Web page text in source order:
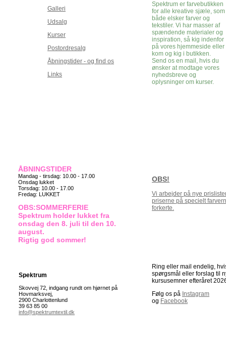
Galleri
Udsalg
Kurser
Postordresalg
Åbningstider - og find os
Links
Ring eller mail endelig,
spørgsmål eller forslag til
kursusemner efteråret
Følg os på Instagram
og Facebook
Spektrum
Skovvej 72, indgang rundt om hjørnet på
Hovmarksvej,
2900 Charlottenlund
39 63 85 00
info@spektrumtextil.dk
Spektrum er farvebutikken
for alle kreative sjæle, som
både elsker farver og
tekstiler. Vi har masser af
spændende materialer og
inspiration, så kig indenfor
på vores hjemmeside eller
kom og kig i butikken.
Send os en mail, hvis du
ønsker at modtage vores
nyhedsbreve og
oplysninger om kurser.
ÅBNINGSTIDER
Mandag - tirsdag: 10.00 - 17.00
Onsdag lukket
Torsdag: 10.00 - 17.00
Fredag: LUKKET
OBS:SOMMERFERIE
Spektrum holder lukket fra
onsdag den 8. juli til den 10.
august.
Rigtig god sommer!
OBS!
Vi arbejder på nye
priserne på specielt
forkerte.